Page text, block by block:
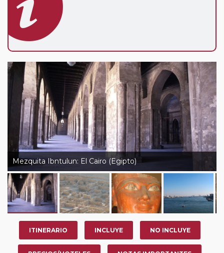
Mezquita Ibntulun: El Cairo (Egipto)
ITINERARIO INCLUYE NO INCLUYE